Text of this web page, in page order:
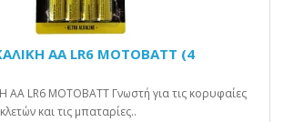
AA LR6 MOTOBATT (4
LR6 MOTOBATT Γνωστή για τις κορυφαίες
και τις μπαταρίες..